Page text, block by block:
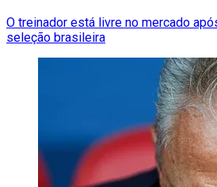
O treinador está livre no mercado
seleção brasileira